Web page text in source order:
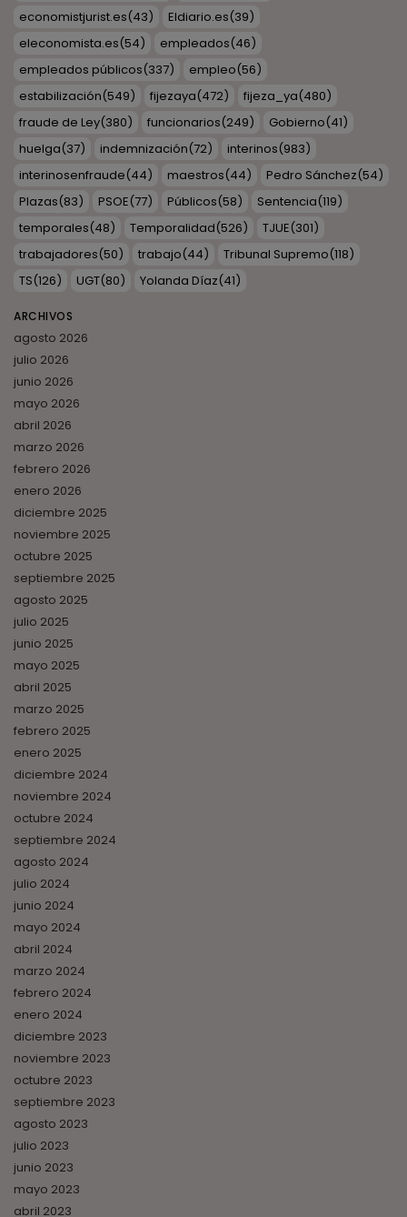
economistjurist.es(43) Eldiario.es(39)
eleconomista.es(54) empleados(46)
empleados públicos(337) empleo(56)
estabilización(549) fijezaya(472) fijeza_ya(480)
fraude de Ley(380) funcionarios(249) Gobierno(41)
huelga(37) indemnización(72) interinos(983)
interinosenfraude(44) maestros(44) Pedro Sánchez(54)
Plazas(83) PSOE(77) Públicos(58) Sentencia(119)
temporales(48) Temporalidad(526) TJUE(301)
trabajadores(50) trabajo(44) Tribunal Supremo(118)
TS(126) UGT(80) Yolanda Díaz(41)
ARCHIVOS
agosto 2026
julio 2026
junio 2026
mayo 2026
abril 2026
marzo 2026
febrero 2026
enero 2026
diciembre 2025
noviembre 2025
octubre 2025
septiembre 2025
agosto 2025
julio 2025
junio 2025
mayo 2025
abril 2025
marzo 2025
febrero 2025
enero 2025
diciembre 2024
noviembre 2024
octubre 2024
septiembre 2024
agosto 2024
julio 2024
junio 2024
mayo 2024
abril 2024
marzo 2024
febrero 2024
enero 2024
diciembre 2023
noviembre 2023
octubre 2023
septiembre 2023
agosto 2023
julio 2023
junio 2023
mayo 2023
abril 2023